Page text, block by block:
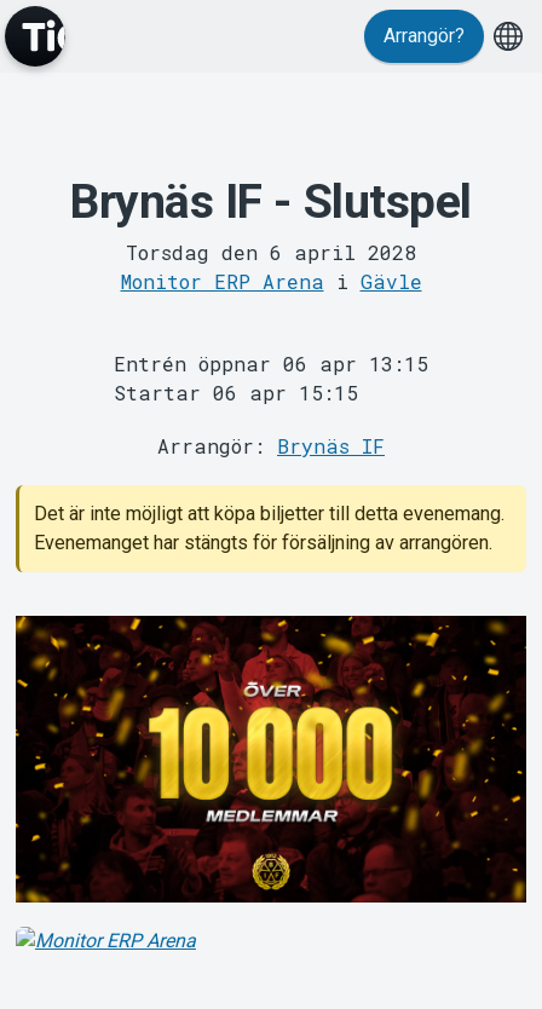
MyTickster
Support
Om Tickster
Arrangör?
Brynäs IF - Slutspel
Torsdag den 6 april 2028
Monitor ERP Arena i Gävle
Entrén öppnar 06 apr 13:15
Startar 06 apr 15:15
Arrangör: Brynäs IF
Det är inte möjligt att köpa biljetter till detta evenemang.
Evenemanget har stängts för försäljning av arrangören.